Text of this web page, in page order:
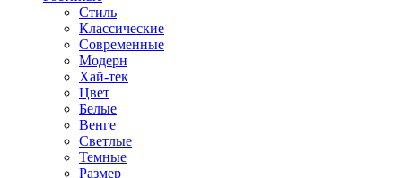
Стиль
Классические
Современные
Модерн
Хай-тек
Цвет
Белые
Венге
Светлые
Темные
Размер